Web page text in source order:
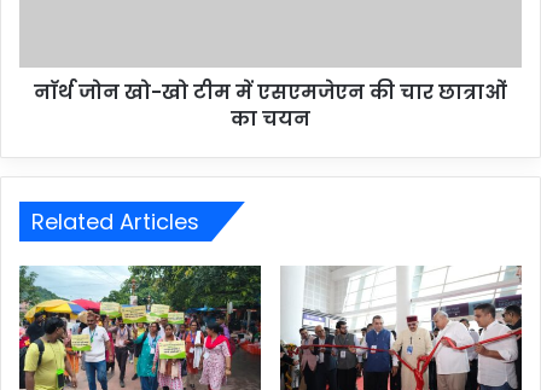
नाॅर्थ जोन खो-खो टीम में एसएमजेएन की चार छात्राओं
का चयन
Related Articles